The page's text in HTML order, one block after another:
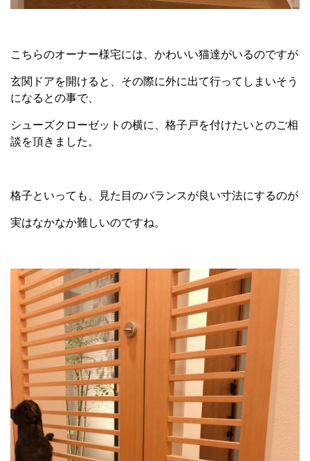
こちらのオーナー様宅には、かわいい猫達がいるのですが
玄関ドアを開けると、その際に外に出て行ってしまいそう
になるとの事で、
シューズクローゼットの横に、格子戸を付けたいとのご相
談を頂きました。
格子といっても、見た目のバランスが良い寸法にするのが
実はなかなか難しいのですね。